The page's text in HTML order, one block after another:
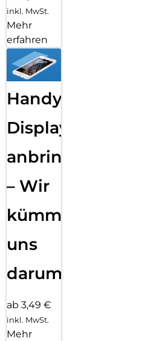
inkl. MwSt.
Mehr
erfahren
Handy
Displayfolie
anbringen
– Wir
kümmern
uns
darum!
ab 3,49 €
inkl. MwSt.
Mehr